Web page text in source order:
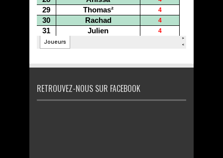
RETROUVEZ-NOUS SUR FACEBOOK